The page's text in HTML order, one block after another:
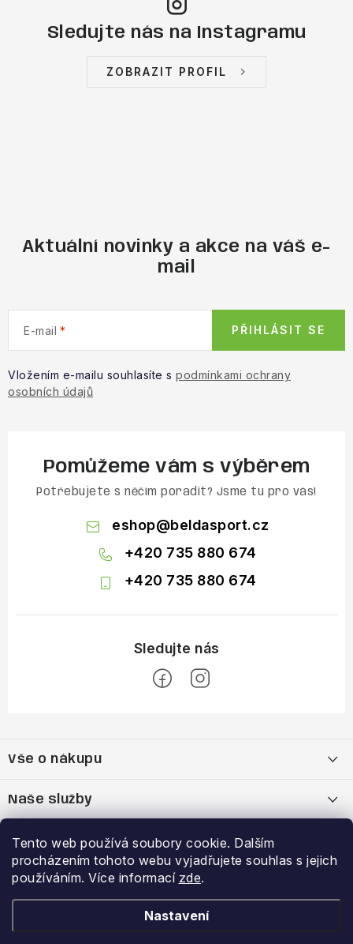
Tento web používá soubory cookie. Dalším
procházením tohoto webu vyjadřujete souhlas s jejich
používáním. Více informací zde.
Nastavení
Sledujte nás na Instagramu
ZOBRAZIT PROFIL
Aktuální novinky a akce na váš e-
mail
E-mail
Vložením e-mailu souhlasíte s podmínkami ochrany
osobních údajů
PŘIHLÁSIT SE
Pomůžeme vám s výběrem
Potřebujete s něčím poradit? Jsme tu pro vás!
eshop@beldasport.cz
+420 735 880 674
+420 735 880 674
p
t
Vše o nákupu
Reklamační řád
Naše služby
Bootfitting - tvarování lyžařských bot
Analýza chodidla Currex
Výhody a slevy
Garance nejnižší ceny
Přihlášení